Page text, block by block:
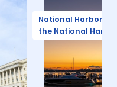
National Harbor –
the National